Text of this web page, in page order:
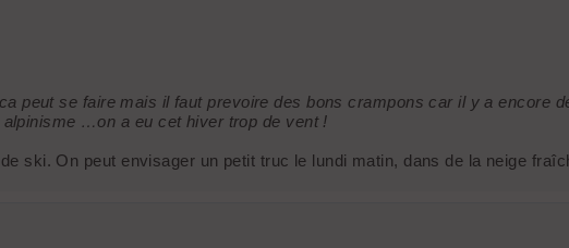
peut se faire mais il faut prevoire des bons crampons car il y a encore
…on a eu cet hiver trop de vent !
ski. On peut envisager un petit truc le lundi matin, dans de la neige